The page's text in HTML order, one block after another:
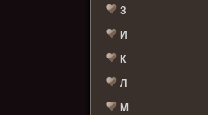
З
И
К
Л
М